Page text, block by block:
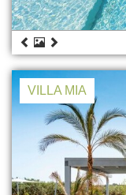
VILLA MIA